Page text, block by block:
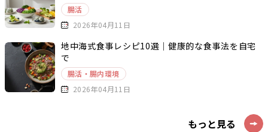
腸活
2026年04月11日
地中海式食事レシピ10選｜健康的な食事法を自宅
で
腸活・腸内環境
2026年04月11日
もっと見る